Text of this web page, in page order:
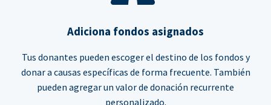
Adiciona fondos asignados
Tus donantes pueden escoger el destino de los fondos y
donar a causas específicas de forma frecuente. También
pueden agregar un valor de donación recurrente
personalizado.